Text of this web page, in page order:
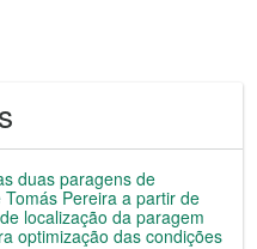
duas paragens de
Pereira a partir de
localização da paragem
optimização das condições